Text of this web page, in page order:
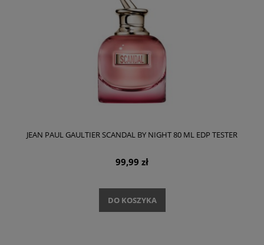
JEAN PAUL GAULTIER SCANDAL BY NIGHT 80 ML EDP TESTER
99,99 zł
DO KOSZYKA